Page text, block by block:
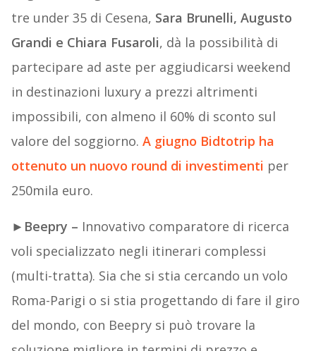
tre under 35 di Cesena, Sara Brunelli, Augusto
Grandi e Chiara Fusaroli, dà la possibilità di
partecipare ad aste per aggiudicarsi weekend
in destinazioni luxury a prezzi altrimenti
impossibili, con almeno il 60% di sconto sul
valore del soggiorno. A giugno Bidtotrip ha
ottenuto un nuovo round di investimenti per
250mila euro.
► Beepry – Innovativo comparatore di ricerca
voli specializzato negli itinerari complessi
(multi-tratta). Sia che si stia cercando un volo
Roma-Parigi o si stia progettando di fare il giro
del mondo, con Beepry si può trovare la